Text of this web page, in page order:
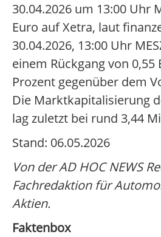
30.04.2026 um 13:00 Uhr
Euro auf Xetra, laut
30.04.2026, 13:00 Uhr
einem Rückgang von 0,55
Prozent gegenüber dem
Die Marktkapitalisierung
lag zuletzt bei rund 3,44
Stand: 06.05.2026
Von der AD HOC NEWS
Fachredaktion für
Aktien.
Faktenbox